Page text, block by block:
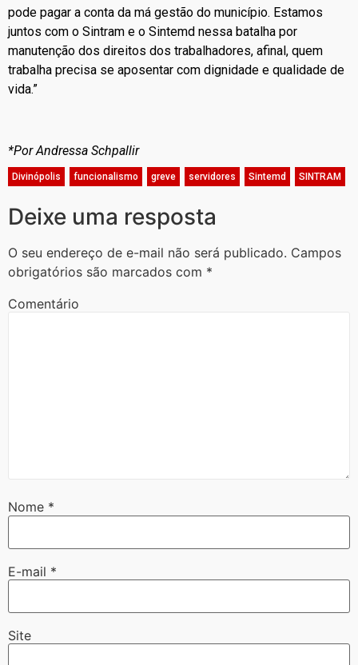
pode pagar a conta da má gestão do município. Estamos
juntos com o Sintram e o Sintemd nessa batalha por
manutenção dos direitos dos trabalhadores, afinal, quem
trabalha precisa se aposentar com dignidade e qualidade de
vida.”
*Por Andressa Schpallir
Divinópolis funcionalismo greve servidores Sintemd SINTRAM
Deixe uma resposta
O seu endereço de e-mail não será publicado. Campos
obrigatórios são marcados com *
Comentário
Nome *
E-mail *
Site